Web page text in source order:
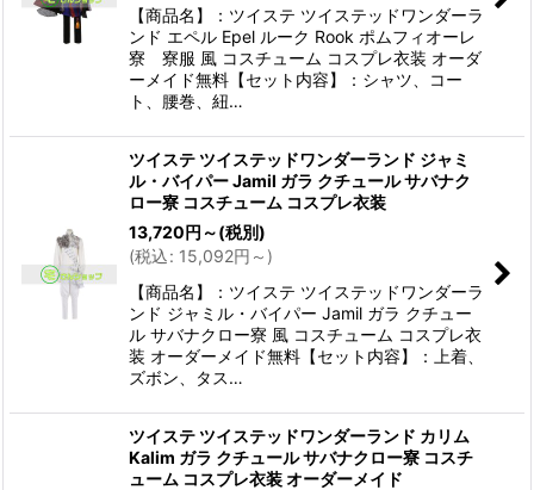
【商品名】：ツイステ ツイステッドワンダーラ
ンド エペル Epel ルーク Rook ポムフィオーレ
寮 寮服 風 コスチューム コスプレ衣装 オーダ
ーメイド無料【セット内容】：シャツ、コー
ト、腰巻、紐…
ツイステ ツイステッドワンダーランド ジャミ
ル・バイパー Jamil ガラ クチュール サバナク
ロー寮 コスチューム コスプレ衣装
13,720円 ～(税別)
(税込: 15,092円 ～ )
【商品名】：ツイステ ツイステッドワンダーラ
ンド ジャミル・バイパー Jamil ガラ クチュー
ル サバナクロー寮 風 コスチューム コスプレ衣
装 オーダーメイド無料【セット内容】：上着、
ズボン、タス…
ツイステ ツイステッドワンダーランド カリム
Kalim ガラ クチュール サバナクロー寮 コスチ
ューム コスプレ衣装 オーダーメイド